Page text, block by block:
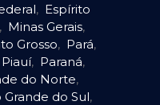
, Espírito
, Minas Gerais,
Grosso, Pará,
Piauí, Paraná,
do Norte,
Grande do Sul,